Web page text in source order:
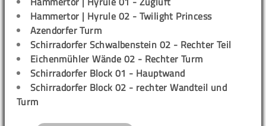
Hammertor | Hyrule 02 - Twilight Princess
Azendorfer Turm
Schirradorfer Schwalbenstein 02 - Rechter Teil
Eichenmühler Wände 02 - Rechter Turm
Schirradorfer Block 01 - Hauptwand
Schirradorfer Block 02 - rechter Wandteil und
Turm